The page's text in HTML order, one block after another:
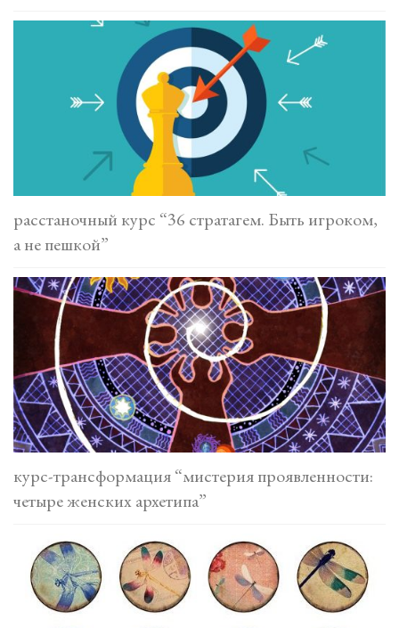
расстаночный курс “36 стратагем. Быть игроком,
а не пешкой”
курс-трансформация “мистерия проявленности:
четыре женских архетипа”